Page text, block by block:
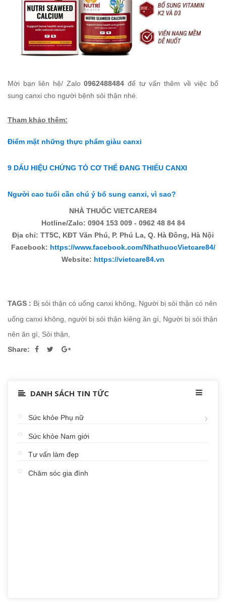
Mời bạn liên hệ/ Zalo0962488484để tư vấn thêm về việc bổ
sung canxi cho người bệnh sỏi thận nhé.
Tham khảo thêm:
Điểm mặt những thực phẩm giàu canxi
9 DẤU HIỆU CHỨNG TỎ CƠ THỂ ĐANG THIẾU CANXI
Người cao tuổi cần chú ý bổ sung canxi, vì sao?
NHÀ THUỐC VIETCARE84
Hotline/Zalo: 0904 153 009 - 0962 48 84 84
Địa chỉ: TT5C, KĐT Văn Phú, P. Phú La, Q. Hà Đông, Hà Nội
Facebook: https://www.facebook.com/NhathuocVietcare84/
Website: https://vietcare84.vn
TAGS : Bị sỏi thận có uống canxi không
Người bị sỏi thận có nên
uống canxi không
người bị sỏi thận kiêng ăn gì
Người bị sỏi thận
nên ăn gì
Sỏi thận
Share:
DANH SÁCH TIN TỨC
Sức khỏe Phụ nữ
Sức khỏe Nam giới
Tư vấn làm đẹp
Chăm sóc gia đình